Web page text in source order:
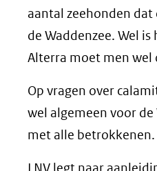
aantal zeehonden dat
de Waddenzee. Wel
Alterra moet men wel
Op vragen over
wel algemeen voor
met alle